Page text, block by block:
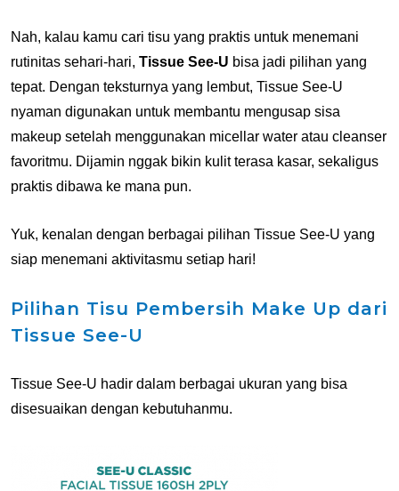
Nah, kalau kamu cari tisu yang praktis untuk menemani
rutinitas sehari-hari, Tissue See-U bisa jadi pilihan yang
tepat. Dengan teksturnya yang lembut, Tissue See-U
nyaman digunakan untuk membantu mengusap sisa
makeup setelah menggunakan micellar water atau cleanser
favoritmu. Dijamin nggak bikin kulit terasa kasar, sekaligus
praktis dibawa ke mana pun.
Yuk, kenalan dengan berbagai pilihan Tissue See-U yang
siap menemani aktivitasmu setiap hari!
Pilihan Tisu Pembersih Make Up dari
Tissue See-U
Tissue See-U hadir dalam berbagai ukuran yang bisa
disesuaikan dengan kebutuhanmu.